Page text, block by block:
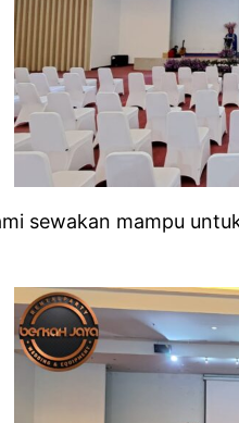
sewakan mampu